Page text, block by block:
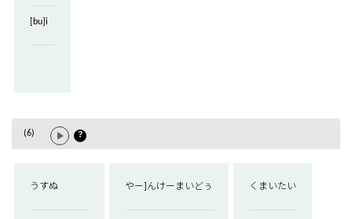
[bu]i
(6) ？
うすぬ やー]んけーまいどぅ くまいたい